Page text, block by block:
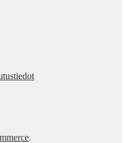
.